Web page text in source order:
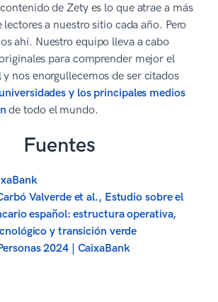
de Zety es lo que atrae a más
a nuestro sitio cada año. Pero
ahí. Nuestro equipo lleva a cabo
para comprender mejor el
nos enorgullecemos de ser citados
universidades y los principales medios
de todo el mundo.
Fuentes
Valverde et al., Estudio sobre el
español: estructura operativa,
y transición verde
2024 | CaixaBank